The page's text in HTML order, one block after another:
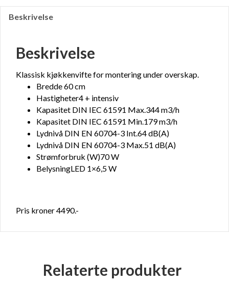
Beskrivelse
Beskrivelse
Klassisk kjøkkenvifte for montering under overskap.
Bredde 60 cm
Hastigheter4 + intensiv
Kapasitet DIN IEC 61591 Max.344 m3/h
Kapasitet DIN IEC 61591 Min.179 m3/h
Lydnivå DIN EN 60704-3 Int.64 dB(A)
Lydnivå DIN EN 60704-3 Max.51 dB(A)
Strømforbruk (W)70 W
BelysningLED 1×6,5 W
Pris kroner 4490.-
Relaterte produkter